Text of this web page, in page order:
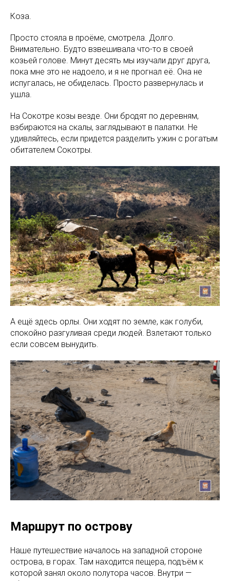
Коза.
Просто стояла в проёме, смотрела. Долго.
Внимательно. Будто взвешивала что-то в своей
козьей голове. Минут десять мы изучали друг друга,
пока мне это не надоело, и я не прогнал её. Она не
испугалась, не обиделась. Просто развернулась и
ушла.
На Сокотре козы везде. Они бродят по деревням,
взбираются на скалы, заглядывают в палатки. Не
удивляйтесь, если придется разделить ужин с рогатым
обитателем Сокотры.
А ещё здесь орлы. Они ходят по земле, как голуби,
спокойно разгуливая среди людей. Взлетают только
если совсем вынудить.
Маршрут по острову
Наше путешествие началось на западной стороне
острова, в горах. Там находится пещера, подъём к
которой занял около полутора часов. Внутри —